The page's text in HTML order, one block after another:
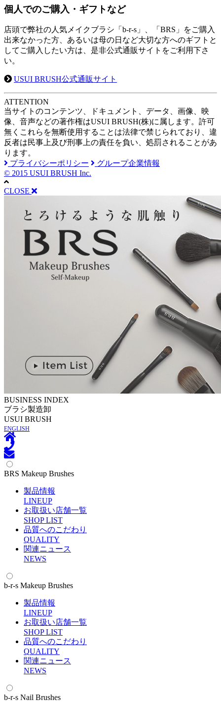
個人でのご購入・ギフトなど
店頭で弊社の人気メイクブラシ「b-r-s」、「BRS」をご購入
出来なかった方、あるいは母の日など大切な方へのギフトと
してご購入したい方は、是非公式通販サイトをご利用下さ
い。
USUI BRUSH公式通販サイト
ATTENTION
当サイトのコンテンツ、ドキュメント、データ、画像、映
像、音声などの著作権はUSUI BRUSH(株)に属します。許可
無くこれらを無断使用することは法律で禁じられており、違
反者は民事上及び刑事上の責任を負い、処罰されることがあ
ります。
プライバシーポリシー
グループ企業情報
© 2015 USUI BRUSH Inc.
CLOSE
BUSINESS INDEX
ブラシ製造卸
USUI BRUSH
ENGLISH
BRS Makeup Brushes
製品情報
LINEUP
お取扱い店舗一覧
SHOP LIST
品質へのこだわり
QUALITY
関連ニュース
NEWS
b-r-s Makeup Brushes
製品情報
LINEUP
お取扱い店舗一覧
SHOP LIST
品質へのこだわり
QUALITY
関連ニュース
NEWS
b-r-s Nail Brushes